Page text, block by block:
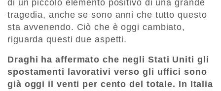
di un piccolo elemento positivo di una grande
tragedia, anche se sono anni che tutto questo
sta avvenendo. Ciò che è oggi cambiato,
riguarda questi due aspetti.
Draghi ha affermato che negli Stati Uniti gli
spostamenti lavorativi verso gli uffici sono
già oggi il venti per cento del totale. In Italia